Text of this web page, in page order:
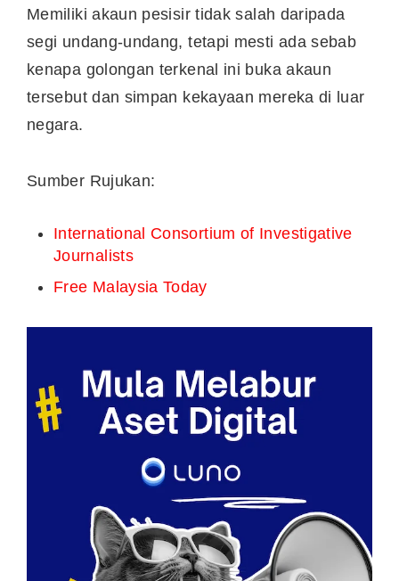
Memiliki akaun pesisir tidak salah daripada
segi undang-undang, tetapi mesti ada sebab
kenapa golongan terkenal ini buka akaun
tersebut dan simpan kekayaan mereka di luar
negara.
Sumber Rujukan:
International Consortium of Investigative
Journalists
Free Malaysia Today